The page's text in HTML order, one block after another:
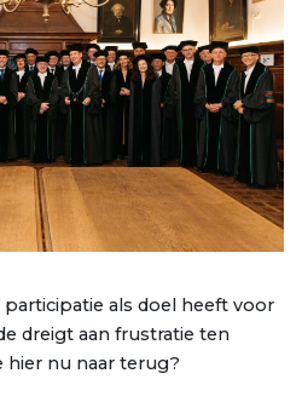
participatie als doel heeft voor
dreigt aan frustratie ten
hier nu naar terug?